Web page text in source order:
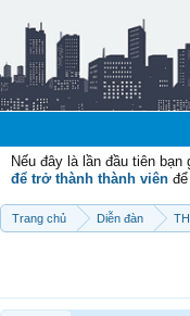
Nếu đây là lần đầu tiên
để trở thành thành viên
Trang chủ Diễn đàn